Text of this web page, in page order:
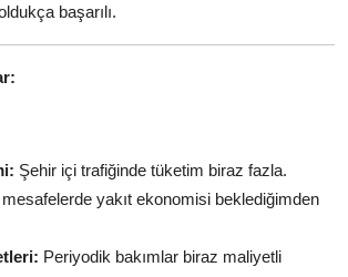
başarılı.
Şehir içi trafiğinde tüketim biraz fazla.
yakıt ekonomisi beklediğimden
Periyodik bakımlar biraz maliyetli